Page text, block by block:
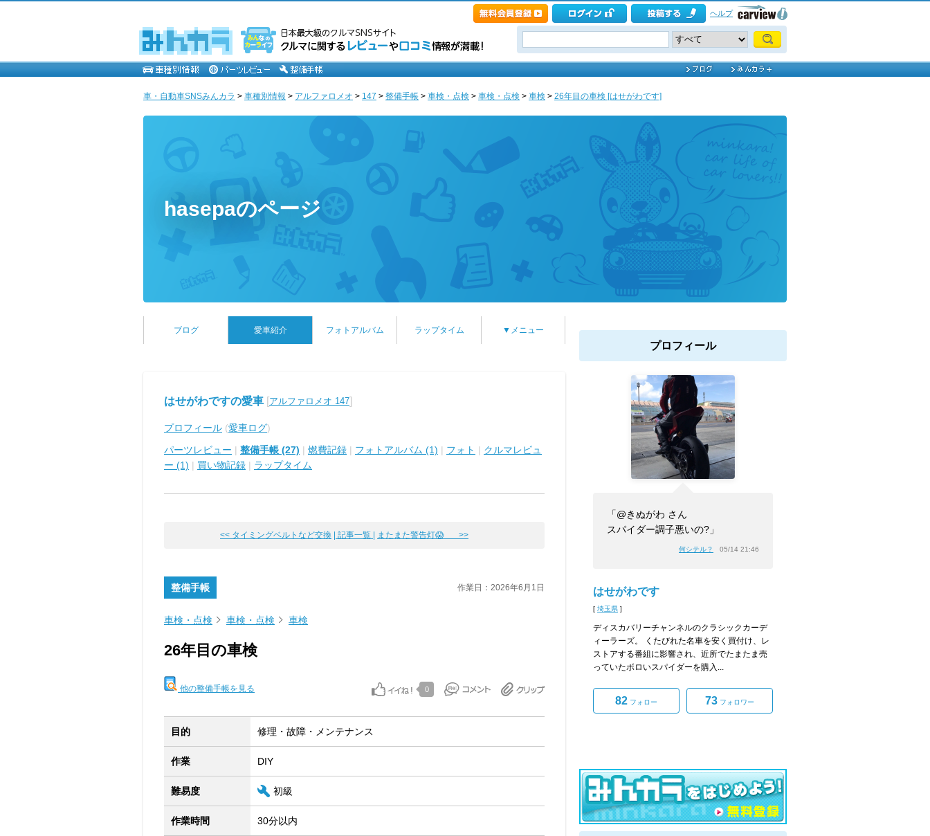
ヘルプ
車・自動車SNSみんカラ > 車種別情報 > アルファロメオ > 147 > 整備手帳 > 車検・点検 > 車検・点検 > 車検 > 26年目の車検 [はせがわです]
hasepaのページ
ブログ 愛車紹介 フォトアルバム ラップタイム ▼メニュー
はせがわですの愛車 [アルファロメオ 147]
プロフィール (愛車ログ)
パーツレビュー | 整備手帳 (27) | 燃費記録 | フォトアルバム (1) | フォト | クルマレビュ
ー (1) | 買い物記録 | ラップタイム
<< タイミングベルトなど交換 | 記事一覧 | またまた警告灯😱 >>
整備手帳 作業日：2026年6月1日
車検・点検 車検・点検 車検
26年目の車検
他の整備手帳を見る 0
目的 修理・故障・メンテナンス
作業 DIY
難易度 初級
作業時間 30分以内
プロフィール
「@きぬがわ さん
スパイダー調子悪いの?」
何シテル？ 05/14 21:46
はせがわです
[ 埼玉県 ]
ディスカバリーチャンネルのクラシックカーデ
ィーラーズ。 くたびれた名車を安く買付け、レ
ストアする番組に影響され、近所でたまたま売
っていたボロいスパイダーを購入...
82 フォロー 73 フォロワー